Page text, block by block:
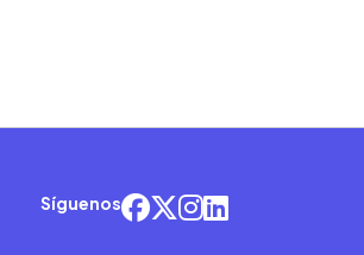
Síguenos